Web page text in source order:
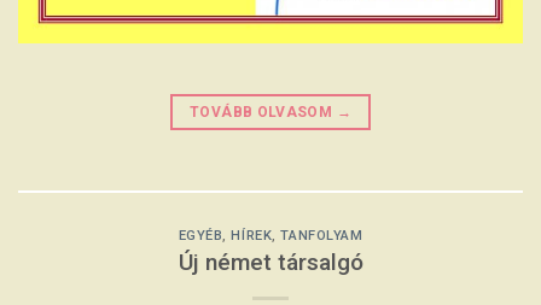
TOVÁBB OLVASOM →
EGYÉB,HÍREK,TANFOLYAM
Új német társalgó